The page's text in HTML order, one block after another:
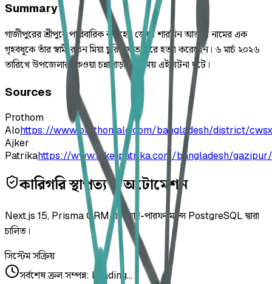
Summary
গাজীপুরের শ্রীপুরে পারিবারিক কলহের জেরে শারমিন আক্তার নামের এক
গৃহবধূকে তাঁর স্বামী রতন মিয়া ছুরিকাঘাত করে হত্যা করেছেন। ৬ মার্চ ২০২৬
তারিখে উপজেলার কেওয়া চন্নাপাড়া এলাকায় এই ঘটনা ঘটে।
Sources
Prothom
Alohttps://www.prothomalo.com/bangladesh/district/
Ajker
Patrikahttps://www.ajkerpatrika.com/bangladesh/
কারিগরি স্থাপত্য ও অটোমেশন
Next.js 15, Prisma ORM এবং হাই-পারফরম্যান্স PostgreSQL দ্বারা
চালিত।
সিস্টেম সক্রিয়
সর্বশেষ ক্রল সম্পন্ন: Loading...